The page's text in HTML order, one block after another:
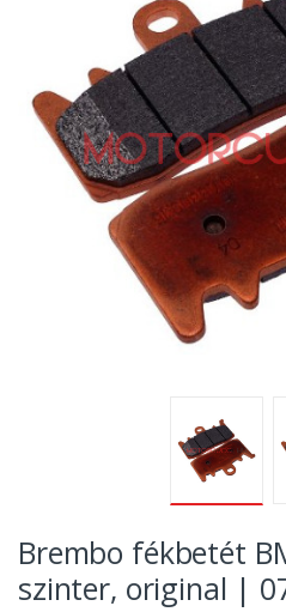
Brembo fékbetét
szinter, original |